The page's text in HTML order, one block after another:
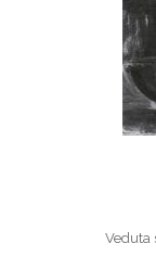
Veduta